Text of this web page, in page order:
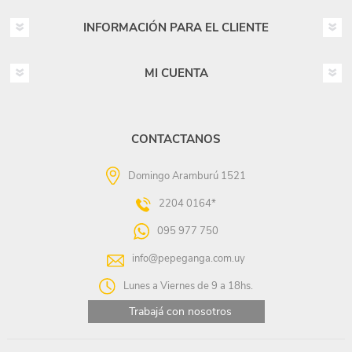
INFORMACIÓN PARA EL CLIENTE
MI CUENTA
CONTACTANOS
Domingo Aramburú 1521
2204 0164*
095 977 750
info@pepeganga.com.uy
Lunes a Viernes de 9 a 18hs.
Trabajá con nosotros